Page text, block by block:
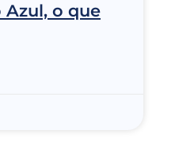
Azul, o que